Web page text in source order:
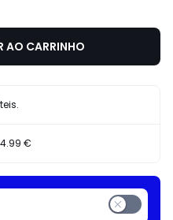
AO CARRINHO
4.99 €